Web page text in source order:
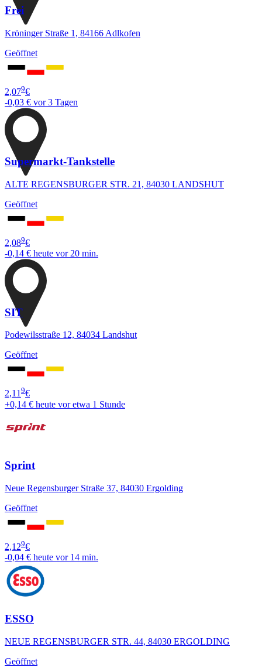
Frei
Kröninger Straße 1, 84166 Adlkofen
Geöffnet
2,079€
-0,03 € vor 3 Tagen
Supermarkt-Tankstelle
ALTE REGENSBURGER STR. 21, 84030 LANDSHUT
Geöffnet
2,089€
-0,14 € heute vor 20 min.
SIT
Podewilsstraße 12, 84034 Landshut
Geöffnet
2,119€
+0,14 € heute vor etwa 1 Stunde
Sprint
Neue Regensburger Straße 37, 84030 Ergolding
Geöffnet
2,129€
-0,04 € heute vor 14 min.
ESSO
NEUE REGENSBURGER STR. 44, 84030 ERGOLDING
Geöffnet